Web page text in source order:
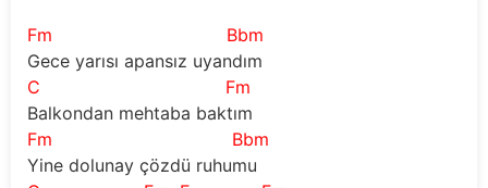
Fm
Bbm
Gece yarısı apansız uyandım
C
Fm
Balkondan mehtaba baktım
Fm
Bbm
Yine dolunay çözdü ruhumu